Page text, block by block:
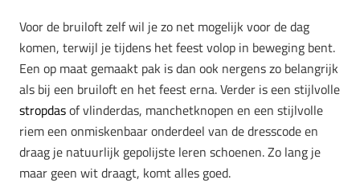
Voor de bruiloft zelf wil je zo net mogelijk voor de dag
komen, terwijl je tijdens het feest volop in beweging bent.
Een op maat gemaakt pak is dan ook nergens zo belangrijk
als bij een bruiloft en het feest erna. Verder is een stijlvolle
stropdasof vlinderdas, manchetknopen en een stijlvolle
riem een onmiskenbaar onderdeel van de dresscode en
draag je natuurlijk gepolijste leren schoenen. Zo lang je
maar geen wit draagt, komt alles goed.